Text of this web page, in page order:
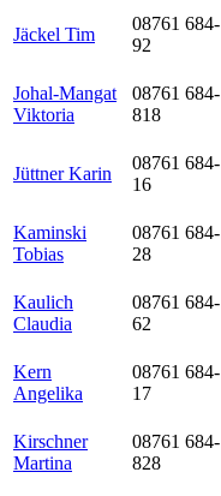
Jäckel Tim
08761 684-
92
Johal-Mangat
Viktoria
08761 684-
818
Jüttner Karin
08761 684-
16
Kaminski
Tobias
08761 684-
28
Kaulich
Claudia
08761 684-
62
Kern
Angelika
08761 684-
17
Kirschner
Martina
08761 684-
828